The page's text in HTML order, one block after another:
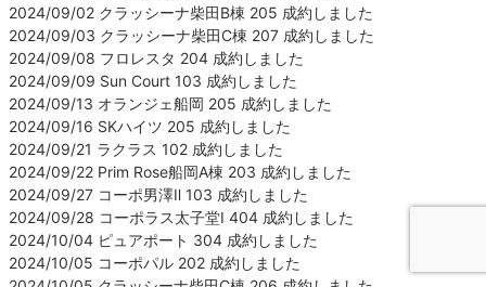
2024/09/02 クラッシーナ柴田B棟 205 成約しました
2024/09/03 クラッシーナ柴田C棟 207 成約しました
2024/09/08 フロレスタ 204 成約しました
2024/09/09 Sun Court 103 成約しました
2024/09/13 オランジェ船岡 205 成約しました
2024/09/16 SKハイツ 205 成約しました
2024/09/21 ラクラス 102 成約しました
2024/09/22 Prim Rose船岡A棟 203 成約しました
2024/09/27 コーポ男澤Ⅱ 103 成約しました
2024/09/28 コーポラス太子堂Ⅰ 404 成約しました
2024/10/04 ピュアポート 304 成約しました
2024/10/05 コーポパル 202 成約しました